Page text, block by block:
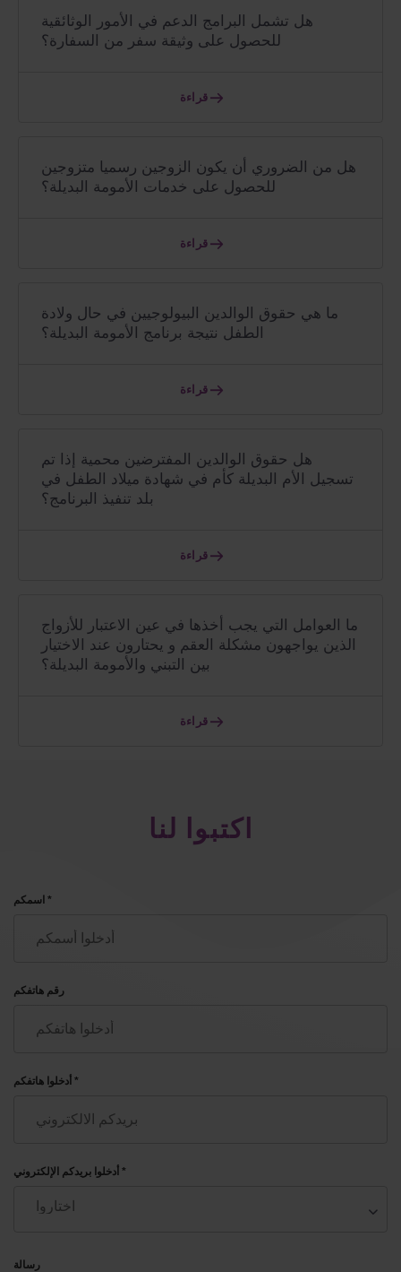
هل تشمل البرامج الدعم في الأمور الوثائقية
للحصول على وثيقة سفر من السفارة؟
قراءة
هل من الضروري أن يكون الزوجين رسميا متزوجين
للحصول على خدمات الأمومة البديلة؟
قراءة
ما هي حقوق الوالدين البيولوجيين في حال ولادة
الطفل نتيجة برنامج الأمومة البديلة؟
قراءة
هل حقوق الوالدين المفترضين محمية إذا تم
تسجيل الأم البديلة كأم في شهادة ميلاد الطفل في
بلد تنفيذ البرنامج؟
قراءة
ما العوامل التي يجب أخذها في عين الاعتبار للأزواج
الذين يواجهون مشكلة العقم و يحتارون عند الاختيار
بين التبني والأمومة البديلة؟
قراءة
اكتبوا لنا
اسمكم *
رقم هاتفكم
أدخلوا هاتفكم *
أدخلوا بريدكم الإلكتروني *
رسالة